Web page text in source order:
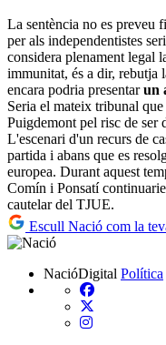
La sentència no es preveu
per als independentistes
considera plenament legal
immunitat, és a dir, rebutja
encara podria presentarun
Seria el mateix tribunal
Puigdemont pel risc de ser
L'escenari d'un recurs de
partida i abans que es
europea. Durant aquest
Comín i Ponsatí
cautelar del TJUE.
Escull Nació com la
NacióDigital Política